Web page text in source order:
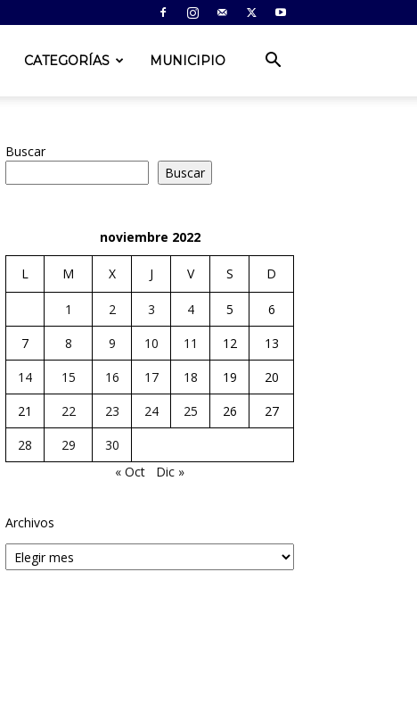
CATEGORÍAS MUNICIPIO
Buscar
Buscar
noviembre 2022
L M X J V S D
1 2 3 4 5
6
7
8 9 10 11 12
13
14
15 16 17 18 19
20
21
22 23 24 25 26
27
28
29
30
« Oct
Dic »
Archivos